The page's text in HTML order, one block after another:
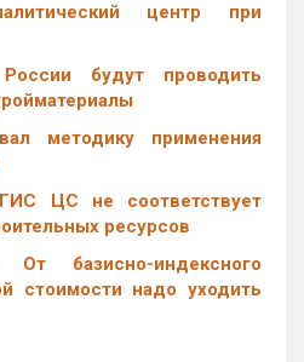
центр при
будут проводить
методику применения
ЦС не соответствует
ресурсов
базисно-индексного
стоимости надо уходить